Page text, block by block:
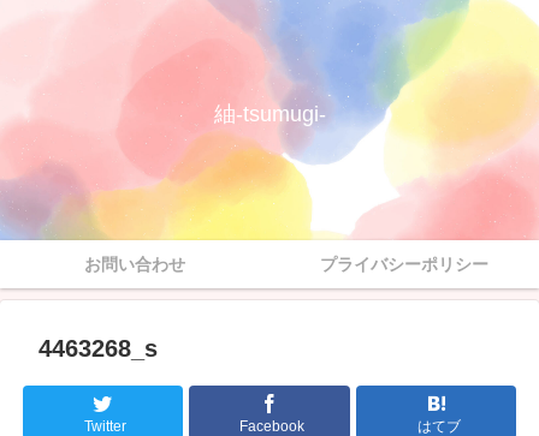
紬-tsumugi-
お問い合わせ プライバシーポリシー
4463268_s
Twitter Facebook はてブ